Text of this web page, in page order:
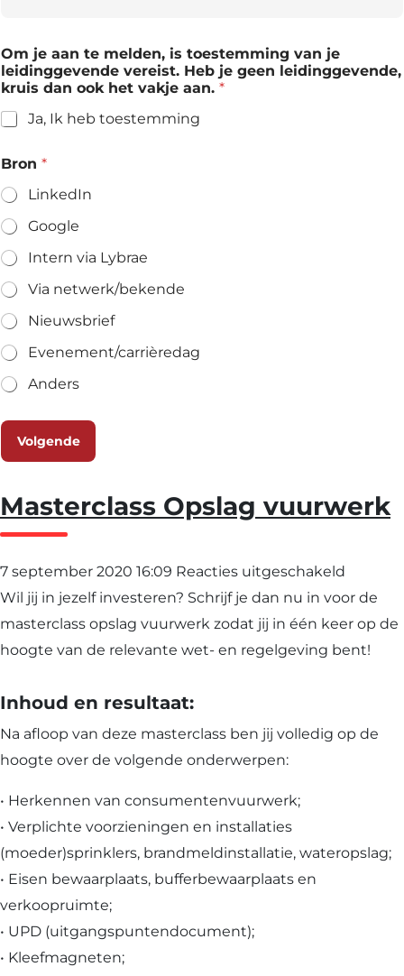
Om je aan te melden, is toestemming van je
leidinggevende vereist. Heb je geen leidinggevende,
kruis dan ook het vakje aan. *
Ja, Ik heb toestemming
Bron *
LinkedIn
Google
Intern via Lybrae
Via netwerk/bekende
Nieuwsbrief
Evenement/carrièredag
Anders
Volgende
Masterclass Opslag vuurwerk
7 september 2020 16:09 Reacties uitgeschakeld
Opslag
Wil jij in jezelf investeren? Schrijf je dan nu in voor de
masterclass opslag vuurwerk zodat jij in één keer op de
hoogte van de relevante wet- en regelgeving bent!
Inhoud en resultaat:
Na afloop van deze masterclass ben jij volledig op de
hoogte over de volgende onderwerpen:
• Herkennen van consumentenvuurwerk;
• Verplichte voorzieningen en installaties
(moeder)sprinklers, brandmeldinstallatie, wateropslag;
• Eisen bewaarplaats, bufferbewaarplaats en
verkoopruimte;
• UPD (uitgangspuntendocument);
• Kleefmagneten;